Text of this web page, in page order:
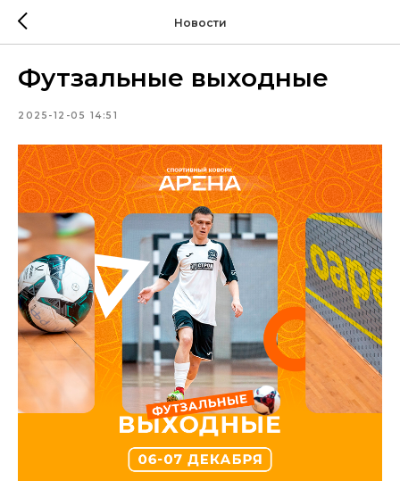
Новости
Футзальные выходные
2025-12-05 14:51